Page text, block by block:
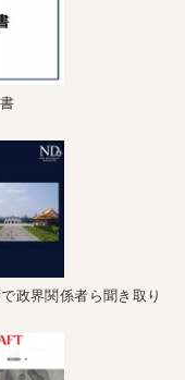
政界関係者ら聞き取り